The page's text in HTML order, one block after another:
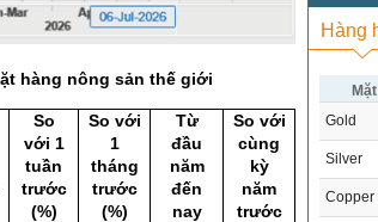
hàng nông sản thế giới
So
với 1
tuần
trước
(%)
So với
1
tháng
trước
(%)
Từ
đầu
năm
đến
nay
So với
cùng
kỳ
năm
trước
Hàng
Gold
Silver
Copper